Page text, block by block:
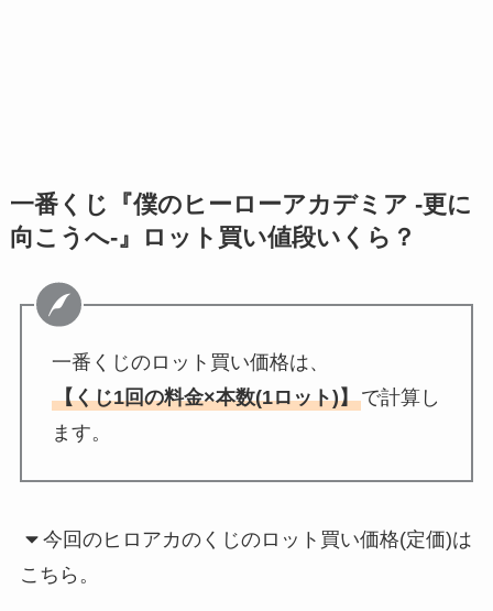
一番くじ『僕のヒーローアカデミア -更に
向こうへ-』ロット買い値段いくら？
一番くじのロット買い価格は、
【くじ1回の料金×本数(1ロット)】で計算し
ます。
今回のヒロアカのくじのロット買い価格(定価)は
こちら。